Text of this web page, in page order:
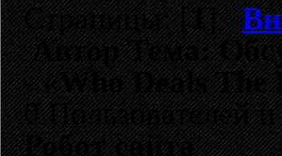
Страницы: [1]
АвторТема:
- «Who Deals
0 Пользователей
Робот сайта